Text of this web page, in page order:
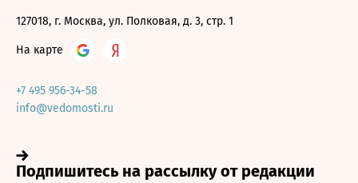
127018, г. Москва, ул. Полковая, д. 3, стр. 1
На карте
+7 495 956-34-58
info@vedomosti.ru